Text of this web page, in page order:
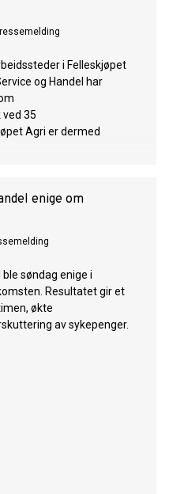
i Felleskjøpet
og Handel har
35
Agri er dermed
enige om
ble søndag enige i
Resultatet gir et
økte
av sykepenger.